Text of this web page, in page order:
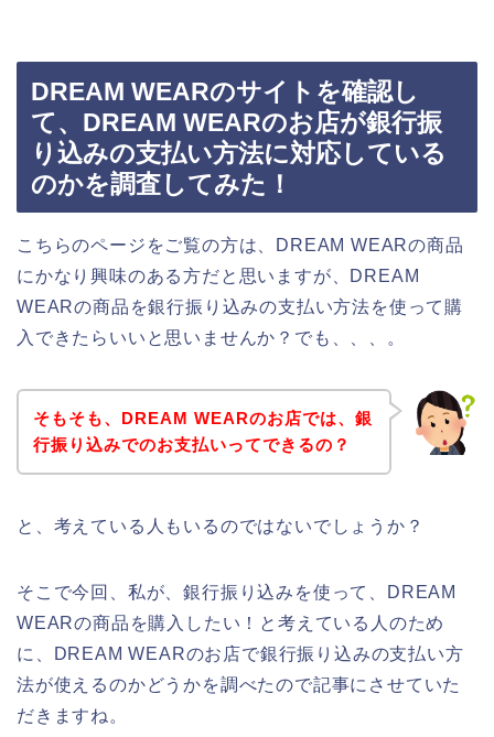
DREAM WEARのサイトを確認し
て、DREAM WEARのお店が銀行振
り込みの支払い方法に対応している
のかを調査してみた！
こちらのページをご覧の方は、DREAM WEARの商品
にかなり興味のある方だと思いますが、DREAM
WEARの商品を銀行振り込みの支払い方法を使って購
入できたらいいと思いませんか？でも、、、。
そもそも、DREAM WEARのお店では、銀
行振り込みでのお支払いってできるの？
と、考えている人もいるのではないでしょうか？
そこで今回、私が、銀行振り込みを使って、DREAM
WEARの商品を購入したい！と考えている人のため
に、DREAM WEARのお店で銀行振り込みの支払い方
法が使えるのかどうかを調べたので記事にさせていた
だきますね。